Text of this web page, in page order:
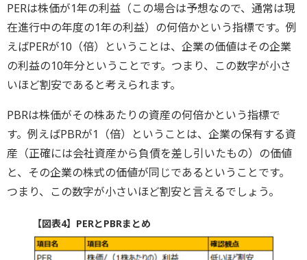
PERは株価が1年の利益（この場合は予想なので、通常は現
在進行中の年度の1年の利益）の何倍かという指標です。例
えばPERが10（倍）ということは、企業の価値はその企業
の利益の10年分ということです。つまり、この数字が小さ
いほど割安であると考えられます。
PBRは株価がその株あたりの資産の何倍かという指標で
す。例えばPBRが1（倍）ということは、企業の保有する資
産（正確には会社資産から負債を差し引いたもの）の価値
と、その企業の株式の価値が同じであるということです。
つまり、この数字が小さいほど割安と言えるでしょう。
【図表4】PERとPBRまとめ